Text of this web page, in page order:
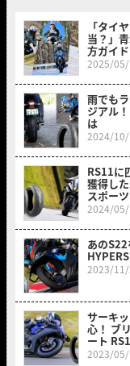
「タイ
当？」
方ガイド
2025/
雨でも
ジアル
は
2024/
RS11に
獲得し
スポー
2024/
あの
2023/
サーキ
心！ ブ
ート
2023/